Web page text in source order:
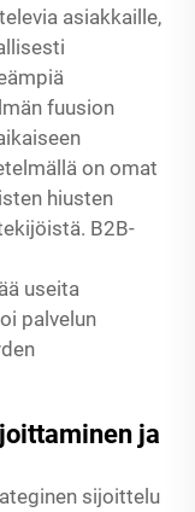
asiakkaille,
fuusion
on omat
hiusten
B2B-
useita
palvelun
ja
sijoittelu